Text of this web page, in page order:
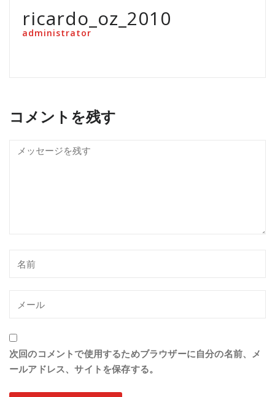
ricardo_oz_2010
administrator
コメントを残す
次回のコメントで使用するためブラウザーに自分の名前、メ
ールアドレス、サイトを保存する。